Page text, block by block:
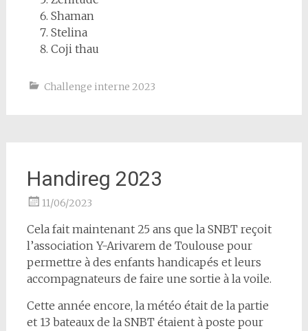
Shaman
Stelina
Coji thau
Challenge interne 2023
Handireg 2023
11/06/2023
Cela fait maintenant 25 ans que la SNBT reçoit
l’association Y-Arivarem de Toulouse pour
permettre à des enfants handicapés et leurs
accompagnateurs de faire une sortie à la voile.
Cette année encore, la météo était de la partie
et 13 bateaux de la SNBT étaient à poste pour